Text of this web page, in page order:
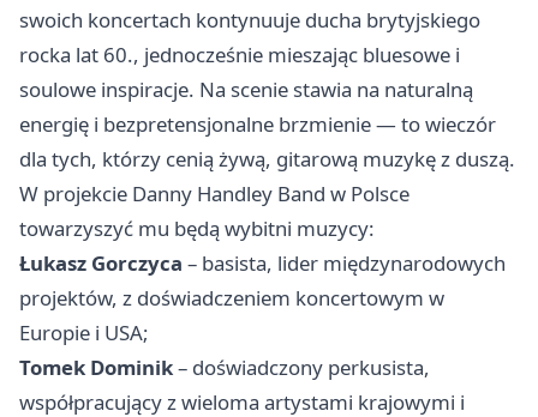
swoich koncertach kontynuuje ducha brytyjskiego
rocka lat 60., jednocześnie mieszając bluesowe i
soulowe inspiracje. Na scenie stawia na naturalną
energię i bezpretensjonalne brzmienie — to wieczór
dla tych, którzy cenią żywą, gitarową muzykę z duszą.
W projekcie Danny Handley Band w Polsce
towarzyszyć mu będą wybitni muzycy:
Łukasz Gorczyca – basista, lider międzynarodowych
projektów, z doświadczeniem koncertowym w
Europie i USA;
Tomek Dominik– doświadczony perkusista,
współpracujący z wieloma artystami krajowymi i